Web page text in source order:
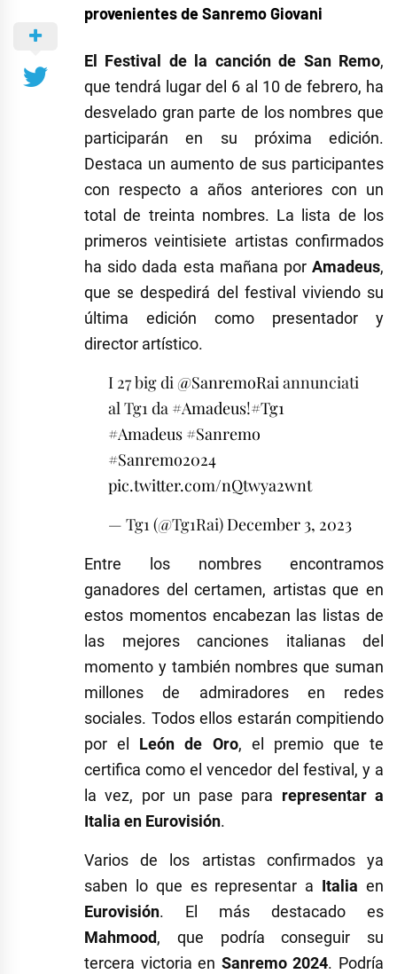
provenientes de Sanremo Giovani
El Festival de la canción de San Remo,
que tendrá lugar del 6 al 10 de febrero, ha
desvelado gran parte de los nombres que
participarán en su próxima edición.
Destaca un aumento de sus participantes
con respecto a años anteriores con un
total de treinta nombres. La lista de los
primeros veintisiete artistas confirmados
ha sido dada esta mañana por Amadeus,
que se despedirá del festival viviendo su
última edición como presentador y
director artístico.
I 27 big di@SanremoRaiannunciati
al Tg1 da #Amadeus!#Tg1
#Amadeus #Sanremo
#Sanremo2024
pic.twitter.com/nQtwya2wnt
— Tg1 (@Tg1Rai) December 3, 2023
Entre los nombres encontramos
ganadores del certamen, artistas que en
estos momentos encabezan las listas de
las mejores canciones italianas del
momento y también nombres que suman
millones de admiradores en redes
sociales. Todos ellos estarán compitiendo
por el León de Oro, el premio que te
certifica como el vencedor del festival, y a
la vez, por un pase para representar a
Italia en Eurovisión.
Varios de los artistas confirmados ya
saben lo que es representar a Italia en
Eurovisión. El más destacado es
Mahmood, que podría conseguir su
tercera victoria en Sanremo 2024. Podría